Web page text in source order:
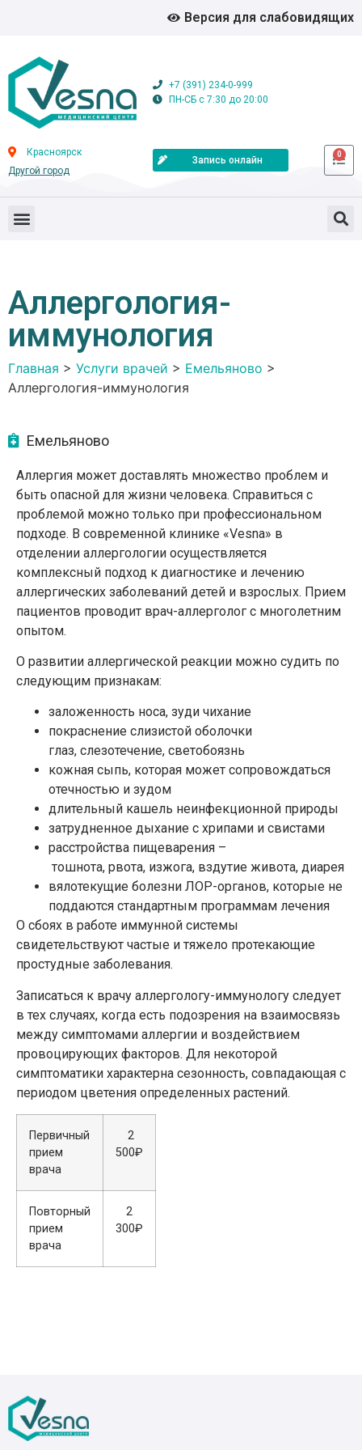
Версия для слабовидящих
+7 (391) 234-0-999
ПН-СБ с 7:30 до 20:00
Красноярск
Другой город
Запись онлайн
0
Аллергология-
иммунология
Главная > Услуги врачей > Емельяново >
Аллергология-иммунология
Емельяново
Аллергия может доставлять множество проблем и
быть опасной для жизни человека. Справиться с
проблемой можно только при профессиональном
подходе. В современной клинике «Vesna» в
отделении аллергологии осуществляется
комплексный подход к диагностике и лечению
аллергических заболеваний детей и взрослых. Прием
пациентов проводит врач-аллерголог с многолетним
опытом.
О развитии аллергической реакции можно судить по
следующим признакам:
заложенность носа, зуди чихание
покраснение слизистой оболочки
глаз, слезотечение, светобоязнь
кожная сыпь, которая может сопровождаться
отечностью и зудом
длительный кашель неинфекционной природы
затрудненное дыхание с хрипами и свистами
расстройства пищеварения –
тошнота, рвота, изжога, вздутие живота, диарея
вялотекущие болезни ЛОР-органов, которые не
поддаются стандартным программам лечения
О сбоях в работе иммунной системы
свидетельствуют частые и тяжело протекающие
простудные заболевания.
Записаться к врачу аллергологу-иммунологу следует
в тех случаях, когда есть подозрения на взаимосвязь
между симптомами аллергии и воздействием
провоцирующих факторов. Для некоторой
симптоматики характерна сезонность, совпадающая с
периодом цветения определенных растений.
Первичный
прием
врача
2
500₽
Повторный
прием
врача
2
300₽